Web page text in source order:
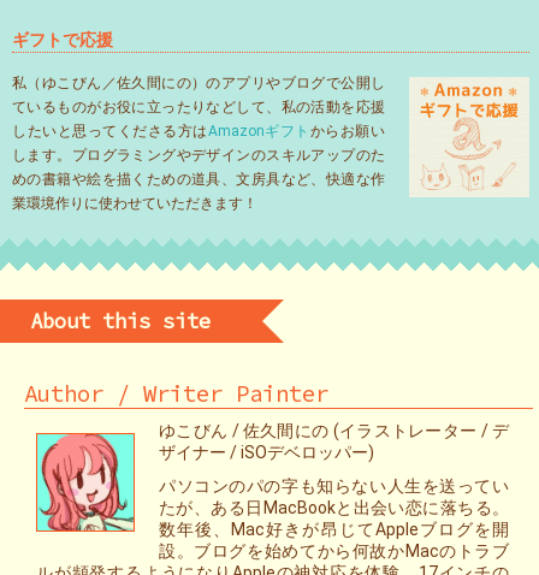
ギフトで応援
私（ゆこびん／佐久間にの）のアプリやブログで公開し
ているものがお役に立ったりなどして、私の活動を応援
したいと思ってくださる方はAmazonギフト からお願い
します。プログラミングやデザインのスキルアップのた
めの書籍や絵を描くための道具、文房具など、快適な作
業環境作りに使わせていただきます！
About this site
Author / Writer Painter
ゆこびん / 佐久間にの (イラストレーター / デ
ザイナー / iSOデベロッパー)
パソコンのパの字も知らない人生を送ってい
たが、ある日MacBookと出会い恋に落ちる。
数年後、Mac好きが昂じてAppleブログを開
設。ブログを始めてから何故かMacのトラブ